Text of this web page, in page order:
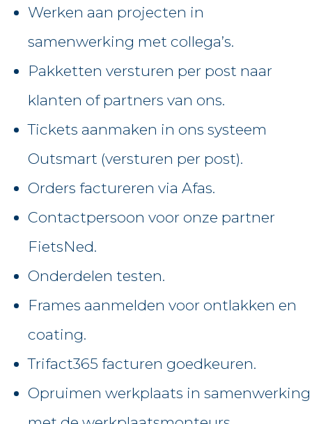
Werken aan projecten in
samenwerking met collega’s.
Pakketten versturen per post naar
klanten of partners van ons.
Tickets aanmaken in ons systeem
Outsmart (versturen per post).
Orders factureren via Afas.
Contactpersoon voor onze partner
FietsNed.
Onderdelen testen.
Frames aanmelden voor ontlakken en
coating.
Trifact365 facturen goedkeuren.
Opruimen werkplaats in samenwerking